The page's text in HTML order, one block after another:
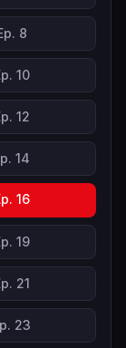
8
10
12
14
16
19
21
23